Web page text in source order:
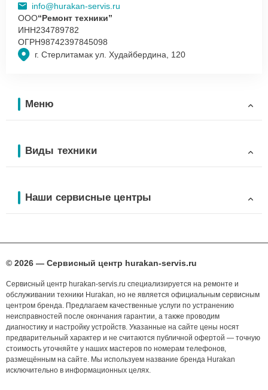
г. Стерлитамак ул. Худайбердина, 120
info@hurakan-servis.ru
ООО“Ремонт техники”
ИНН234789782
ОГРН98742397845098
Меню
Виды техники
Наши сервисные центры
© 2026 — Сервисный центр hurakan-servis.ru
Сервисный центр hurakan-servis.ru специализируется на ремонте и
обслуживании техники Hurakan, но не является официальным сервисным
центром бренда. Предлагаем качественные услуги по устранению
неисправностей после окончания гарантии, а также проводим
диагностику и настройку устройств. Указанные на сайте цены носят
предварительный характер и не считаются публичной офертой — точную
стоимость уточняйте у наших мастеров по номерам телефонов,
размещённым на сайте. Мы используем название бренда Hurakan
исключительно в информационных целях.